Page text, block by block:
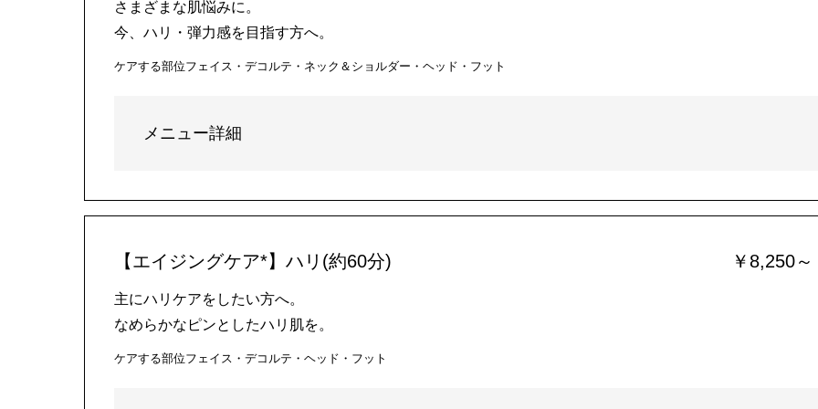
さまざまな肌悩みに。
今、ハリ・弾力感を目指す方へ。
ケアする部位フェイス・デコルテ・ネック＆ショルダー・ヘッド・フット
メニュー詳細
【エイジングケア*】ハリ(約60分) ￥8,250～
主にハリケアをしたい方へ。
なめらかなピンとしたハリ肌を。
ケアする部位フェイス・デコルテ・ヘッド・フット